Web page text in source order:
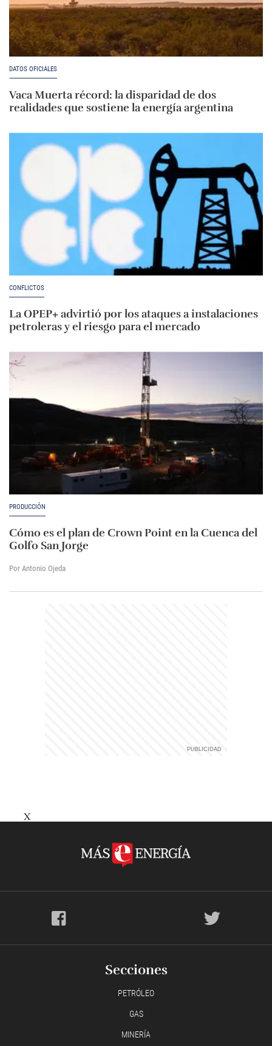
DATOS OFICIALES
Vaca Muerta récord: la disparidad de dos
realidades que sostiene la energía argentina
CONFLICTOS
La OPEP+ advirtió por los ataques a instalaciones
petroleras y el riesgo para el mercado
PRODUCCIÓN
Cómo es el plan de Crown Point en la Cuenca del
Golfo San Jorge
Por Antonio Ojeda
X
Secciones
PETRÓLEO
GAS
MINERÍA